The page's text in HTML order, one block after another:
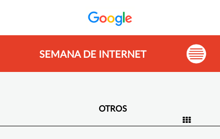
SEMANA DE INTERNET
OTROS